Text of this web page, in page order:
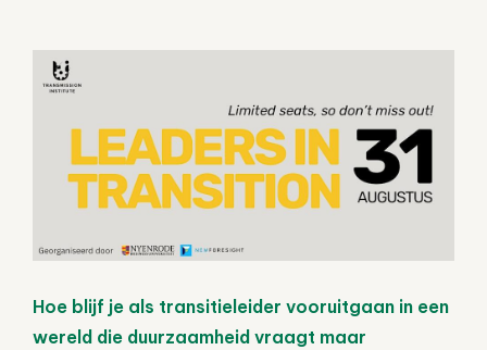
Hoe blijf je als transitieleider vooruitgaan in een
wereld die duurzaamheid vraagt maar